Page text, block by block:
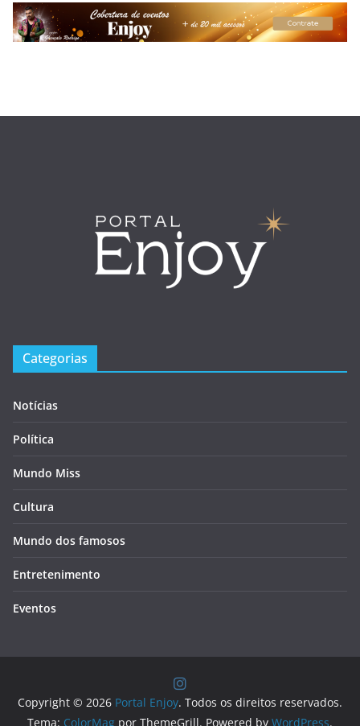
Categorias
Notícias
Política
Mundo Miss
Cultura
Mundo dos famosos
Entretenimento
Eventos
Copyright © 2026 Portal Enjoy. Todos os direitos reservados.
Tema: ColorMag por ThemeGrill. Powered by WordPress.